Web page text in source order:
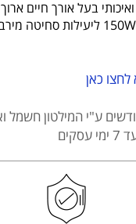
כאן
ע"י המילטון חשמל